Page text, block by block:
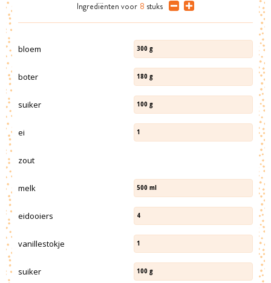
Ingrediënten voor 8 stuks
bloem 300 g
boter 180 g
suiker 100 g
ei 1
zout
melk 500 ml
eidooiers 4
vanillestokje 1
suiker 100 g